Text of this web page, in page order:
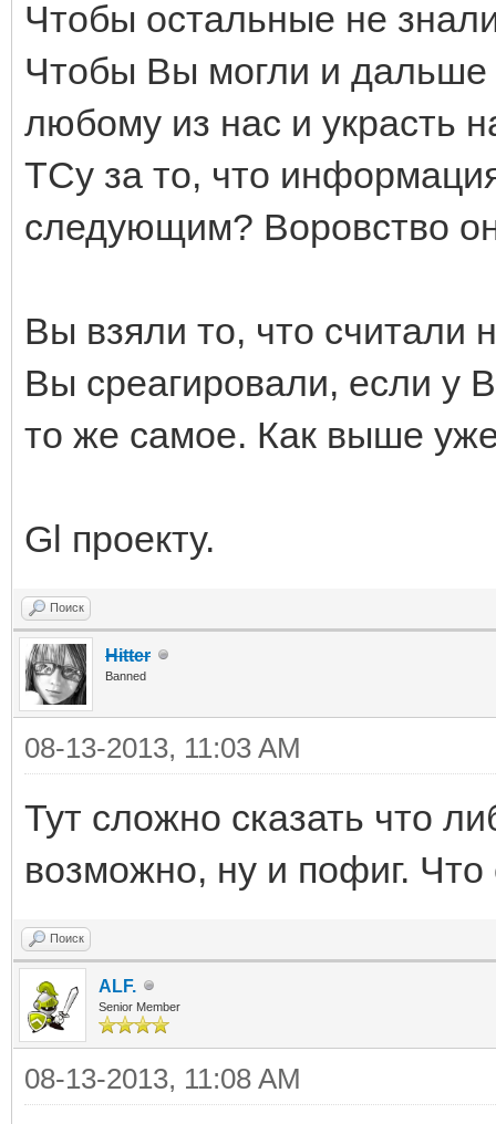
Чтобы остальные не
Чтобы Вы могли и дальше
любому из нас и украсть
ТСу за то, что
следующим? Воровство
Вы взяли то, что
Вы среагировали, если у
то же самое. Как выше
Gl проекту.
Поиск
Hitter
Banned
08-13-2013, 11:03 AM
Тут сложно сказать что
возможно, ну и пофиг.
Поиск
ALF.
Senior Member
08-13-2013, 11:08 AM